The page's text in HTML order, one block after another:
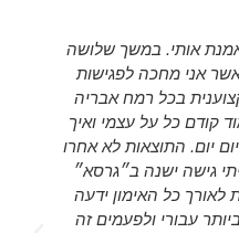
אותי. במשך שלושה
אני מחכה לפגישות
בכל רמח אבריה
קודם כל על עצמי ואיך
יום. התוצאות לא אחרו
גישה ישנה ב״גרסא״
לאורך כל האימון ידעה
עבורי ולפעמים זה